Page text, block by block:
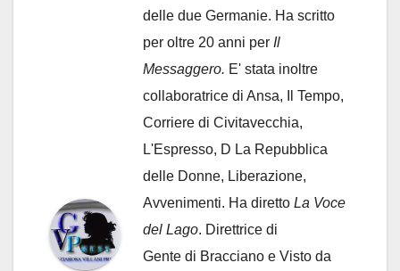
delle due Germanie. Ha scritto
per oltre 20 anni per Il
Messaggero. E' stata inoltre
collaboratrice di Ansa, Il Tempo,
Corriere di Civitavecchia,
L'Espresso, D La Repubblica
delle Donne, Liberazione,
Avvenimenti. Ha diretto La Voce
del Lago. Direttrice di
Gente di Bracciano e Visto da